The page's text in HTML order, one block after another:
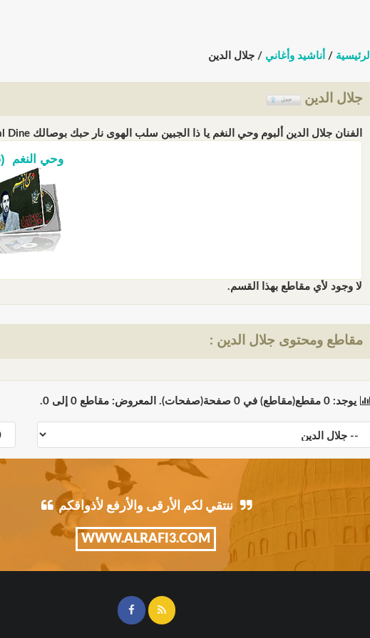
الرئيسية / أناشيد وأغاني / جلال الدين
جلال الدين
الفنان جلال الدين ألبوم وحي النغم يا ذا الجبين سلب الهوى نار حبك بوصالك Jalal Dine (الزيارات: 359655)
وحي النغم (6)
لا وجود لأي مقاطع بهذا القسم.
مقاطع ومحتوى جلال الدين :
يوجد: 0 مقطع(مقاطع) في 0 صفحة(صفحات). المعروض: مقاطع 0 إلى 0.
ننتقي لكم الأرقى والأرفع لأذواقكم
WWW.ALRAFI3.COM